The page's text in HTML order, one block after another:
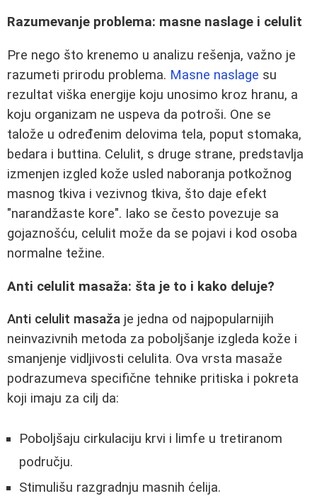
Razumevanje problema: masne naslage i celulit
Pre nego što krenemo u analizu rešenja, važno je
razumeti prirodu problema. Masne naslage su
rezultat viška energije koju unosimo kroz hranu, a
koju organizam ne uspeva da potroši. One se
talože u određenim delovima tela, poput stomaka,
bedara i buttina. Celulit, s druge strane, predstavlja
izmenjen izgled kože usled naboranja potkožnog
masnog tkiva i vezivnog tkiva, što daje efekt
"narandžaste kore". Iako se često povezuje sa
gojaznošću, celulit može da se pojavi i kod osoba
normalne težine.
Anti celulit masaža: šta je to i kako deluje?
Anti celulit masaža je jedna od najpopularnijih
neinvazivnih metoda za poboljšanje izgleda kože i
smanjenje vidljivosti celulita. Ova vrsta masaže
podrazumeva specifične tehnike pritiska i pokreta
koji imaju za cilj da:
Poboljšaju cirkulaciju krvi i limfe u tretiranom
području.
Stimulišu razgradnju masnih ćelija.